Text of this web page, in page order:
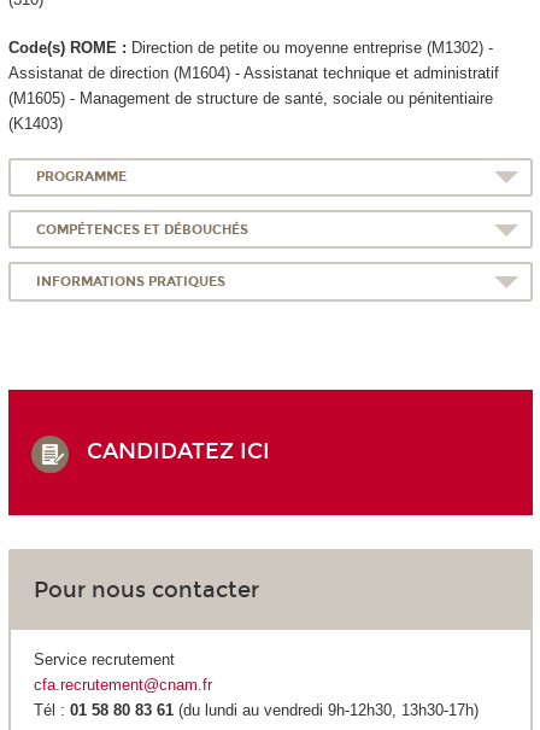
Code(s) ROME : Direction de petite ou moyenne entreprise (M1302) -
Assistanat de direction (M1604) - Assistanat technique et administratif
(M1605) - Management de structure de santé, sociale ou pénitentiaire
(K1403)
PROGRAMME
COMPÉTENCES ET DÉBOUCHÉS
INFORMATIONS PRATIQUES
CANDIDATEZ ICI
Pour nous contacter
Service recrutement
cfa.recrutement@cnam.fr
Tél : 01 58 80 83 61(du lundi au vendredi 9h-12h30, 13h30-17h)